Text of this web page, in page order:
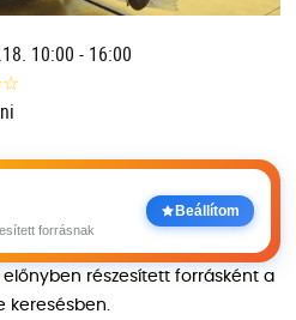
10:00 - 16:00
☆
forrásnak
Beállítom
részesített forrásként a
keresésben.